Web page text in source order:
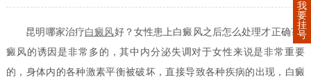
昆明哪家治疗白癜风好？女性患上白癜风之后怎么处理才正确?白
癜风的诱因是非常多的，其中内分泌失调对于女性来说是非常重要
的，身体内的各种激素平衡被破坏，直接导致各种疾病的出现，白癜
我
要
挂
号